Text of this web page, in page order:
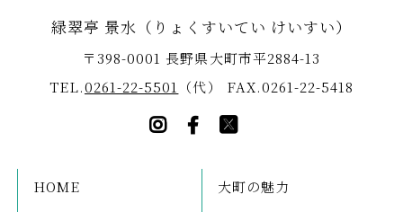
緑翠亭 景水 （りょくすいてい けいすい）
〒398-0001 長野県大町市平2884-13
TEL.0261-22-5501 （代） FAX.0261-22-5418
HOME
大町の魅力